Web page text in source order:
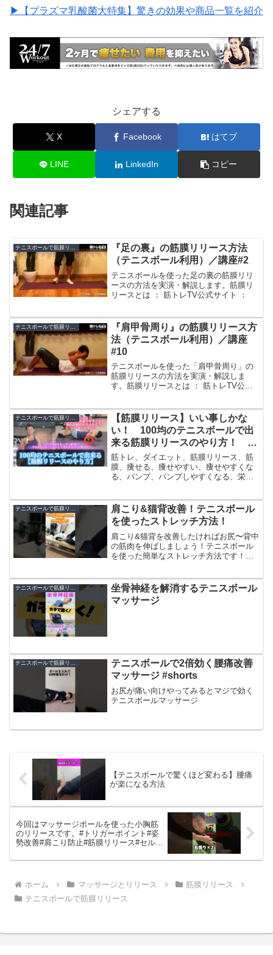
▶︎【プラズマ乳酸菌大特集】驚きの効果や商品一覧を紹介
シェアする
X Facebook はてブ
LINE LinkedIn コピー
関連記事
テニスボールで筋膜リリース
『足の裏』の筋膜リリース方法
（テニスボール利用）／講座#2
テニスボールを使った足の裏の筋膜リリ
ースの方法を実演・解説します。筋膜リ
リースとは ： 筋トレTV公式サイト ：
『肩甲骨周り』の筋膜リリース方
法（テニスボール利用）／講座
#10
テニスボールを使った「肩甲骨周り」の
筋膜リリースの方法を実演・解説しま
す。筋膜リリースとは ： 筋トレTV公式
テニスボールで筋膜リリース
【筋膜リリース】いい事しかな
い！ 100均のテニスボールで出
来る筋膜リリースのやり方！ #
筋膜リリース #筋トレ #ダイエッ
ト
筋トレ、ダイエット、筋膜リリース、筋
膜、痩せる、痩せやすい、痩せやすくな
る、パンプ、パンプしやすくなる、栄
テニスボールで筋膜リリース
肩こり&猫背改善！テニスボール
を使ったストレッチ方法！
肩こり&猫背を改善したければお尻〜背中
の筋肉を伸ばしましょう！テニスボール
を使った簡単なストレッチ方法です！！
💁‍♂️Google Mapsのページはこちら💁‍♂️整体
院...
坐骨神経を解消するテニスボール
マッサージ
テニスボールで筋膜リリース
テニスボールで2倍効く腰痛改善
マッサージ #shorts
お尻が痛い向けやってみるとマジで効く
テニスボールマッサージ
【テニスボールで驚くほど変わる】腰痛
が楽になる方法
今回はマッサージボールを使った小胸筋
のリリースです。#トリガーポイント#姿
勢改善#肩こり防止#筋膜リリース#セルフ
ホーム マッサージとリリース
筋膜リリース
テニスボールで筋膜リリース